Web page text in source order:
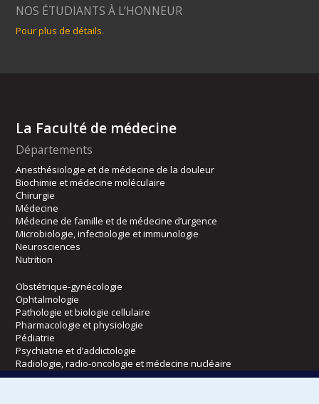
NOS ÉTUDIANTS À L’HONNEUR
Pour plus de détails.
La Faculté de médecine
Départements
Anesthésiologie et de médecine de la douleur
Biochimie et médecine moléculaire
Chirurgie
Médecine
Médecine de famille et de médecine d’urgence
Microbiologie, infectiologie et immunologie
Neurosciences
Nutrition
Obstétrique-gynécologie
Ophtalmologie
Pathologie et biologie cellulaire
Pharmacologie et physiologie
Pédiatrie
Psychiatrie et d’addictologie
Radiologie, radio-oncologie et médecine nucléaire